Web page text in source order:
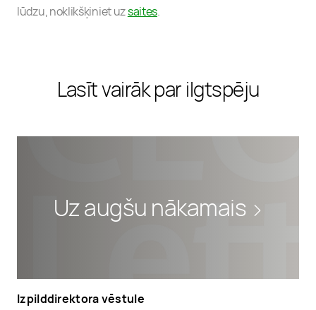
lūdzu, noklikšķiniet uzsaites.
Lasīt vairāk par ilgtspēju
Uz augšu nākamais
Izpilddirektora vēstule